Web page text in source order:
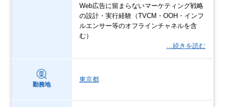
Web広告に留まらないマーケティング戦略
の設計・実行経験（TVCM・OOH・インフ
ルエンサー等のオフラインチャネルを含
む）
…続きを読む
勤務地
東京都